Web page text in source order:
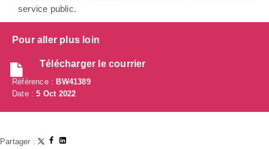
service public.
Pour aller plus loin
Télécharger le courrier
Référence :BW41389
Date :5 Oct 2022
Partager :